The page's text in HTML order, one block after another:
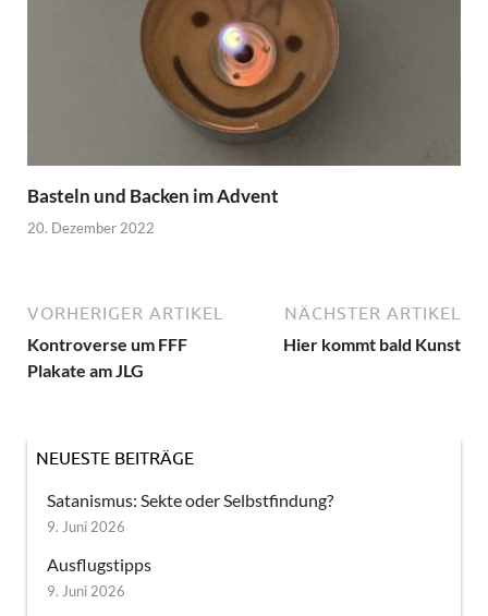
Basteln und Backen im Advent
20. Dezember 2022
VORHERIGER ARTIKEL
Kontroverse um FFF
Plakate am JLG
NÄCHSTER ARTIKEL
Hier kommt bald Kunst
NEUESTE BEITRÄGE
Satanismus: Sekte oder Selbstfindung?
9. Juni 2026
Ausflugstipps
9. Juni 2026